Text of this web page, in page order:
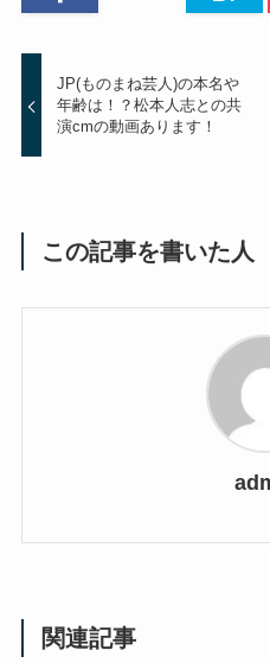
JP(ものまね芸人)の本名や
年齢は！？松本人志との共
演cmの動画あります！
この記事を書いた人
関連記事